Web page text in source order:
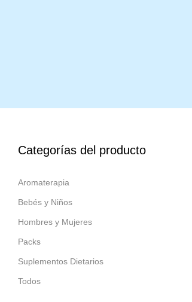
Categorías del producto
Aromaterapia
Bebés y Niños
Hombres y Mujeres
Packs
Suplementos Dietarios
Todos